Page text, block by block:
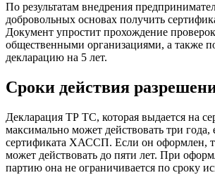
По результатам внедрения
добровольных основах получить
Документ упростит прохождение
общественными организациями, а также
декларацию на 5 лет.
Сроки действия
Декларация ТР ТС, которая выдается на
максимально может действовать три года,
сертификата ХАССП. Если он оформлен,
может действовать до пяти лет. При
партию она не ограничивается по сроку